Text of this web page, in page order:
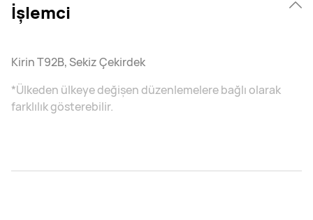
İşlemci
Kirin T92B, Sekiz Çekirdek
*Ülkeden ülkeye değişen düzenlemelere bağlı olarak
farklılık gösterebilir.